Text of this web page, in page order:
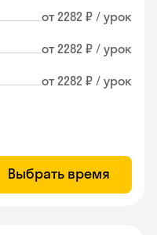
от 2282 ₽ / урок
от 2282 ₽ / урок
от 2282 ₽ / урок
Выбрать время